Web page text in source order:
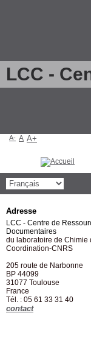
LCC -
A- A A+
Adresse
LCC - Centre de
Documentaires
du laboratoire de Chimie
Coordination-CNRS
205 route de Narbonne
BP 44099
31077 Toulouse
France
Tél. : 05 61 33 31 40
contact